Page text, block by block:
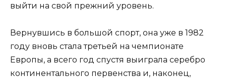
выйти на свой прежний уровень.
Вернувшись в большой спорт, она уже в 1982
году вновь стала третьей на чемпионате
Европы, а всего год спустя выиграла серебро
континентального первенства и, наконец,